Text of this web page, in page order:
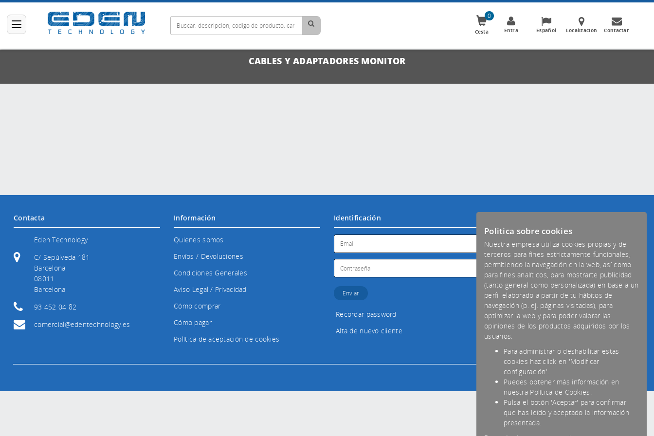
Cesta
0
Entra Español Localización Contactar
CABLES Y ADAPTADORES MONITOR
Contacta
Eden Technology
C/ Sepúlveda 181
Barcelona
08011
Barcelona
93 452 04 82
comercial@edentechnology.es
Información
Quienes somos
Envíos / Devoluciones
Condiciones Generales
Aviso Legal / Privacidad
Cómo comprar
Cómo pagar
Política de aceptación de cookies
Identificación
Recordar password
Alta de nuevo cliente
Politica sobre cookies
Nuestra empresa utiliza cookies propias y de
terceros para fines estrictamente funcionales,
permitiendo la navegación en la web, así como
para fines analíticos, para mostrarte publicidad
(tanto general como personalizada) en base a un
perfil elaborado a partir de tu hábitos de
navegación (p. ej. páginas visitadas), para
optimizar la web y para poder valorar las
opiniones de los productos adquiridos por los
usuarios.
Para administrar o deshabilitar estas
cookies haz click en 'Modificar
configuración'.
Puedes obtener más información en
nuestra Política de Cookies.
Pulsa el botón 'Aceptar' para confirmar
que has leído y aceptado la información
presentada.